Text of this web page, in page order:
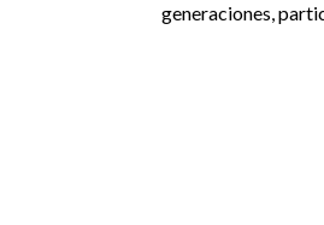
generaciones,